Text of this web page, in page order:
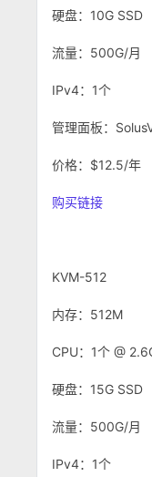
硬盘：10G SSD
流量：500G/月
IPv4：1个
管理面板：
价格：$12.5/年
购买链接
KVM-512
内存：512M
CPU：1个 @
硬盘：15G SSD
流量：500G/月
IPv4：1个